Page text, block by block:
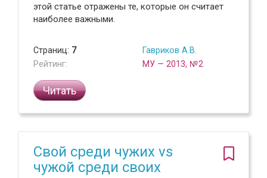
этой статье отражены те, которые он считает
наиболее важными.
Страниц: 7
Рейтинг:
Гавриков А.В.
МУ — 2013, №2
Читать
Свой среди чужих vs
чужой среди своих